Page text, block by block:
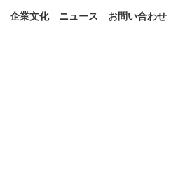
企業文化 ニュース お問い合わせ